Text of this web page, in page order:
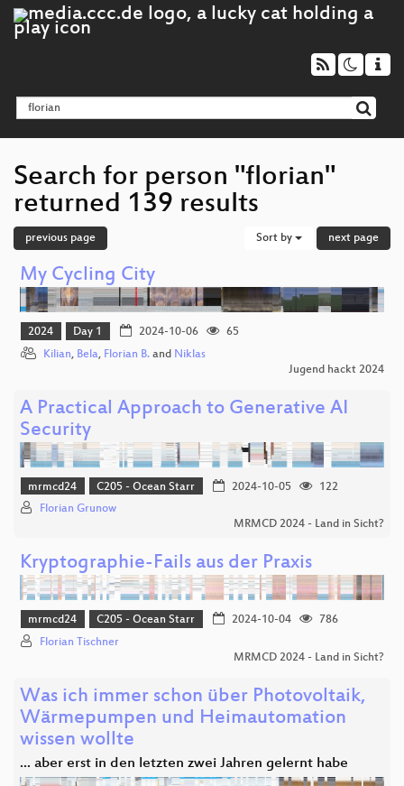
Search for person "florian"
returned 139 results
previous page Sort by next page
My Cycling City
2024 Day 1 2024-10-06
65
Kilian, Bela, Florian B. and Niklas
Jugend hackt 2024
A Practical Approach to Generative AI
Security
mrmcd24 C205 - Ocean Starr 2024-10-05
122
Florian Grunow
MRMCD 2024 - Land in Sicht?
Kryptographie-Fails aus der Praxis
mrmcd24 C205 - Ocean Starr 2024-10-04
786
Florian Tischner
MRMCD 2024 - Land in Sicht?
Was ich immer schon über Photovoltaik,
Wärmepumpen und Heimautomation
wissen wollte
... aber erst in den letzten zwei Jahren gelernt habe